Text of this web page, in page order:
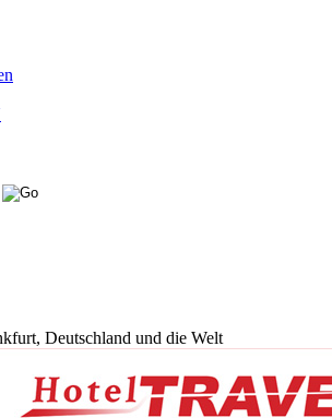
Deutschland und die Welt